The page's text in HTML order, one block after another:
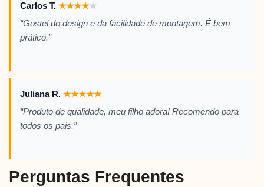
Carlos T. ★★★★★
“Gostei do design e da facilidade de montagem. É bem
prático.”
Juliana R. ★★★★★
“Produto de qualidade, meu filho adora! Recomendo para
todos os pais.”
Perguntas Frequentes